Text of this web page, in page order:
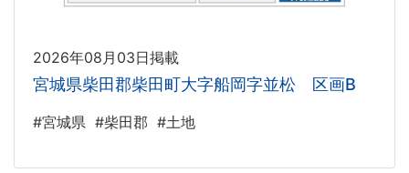
2026年08月03日掲載
宮城県柴田郡柴田町大字船岡字並松 区画B
#宮城県 #柴田郡 #土地